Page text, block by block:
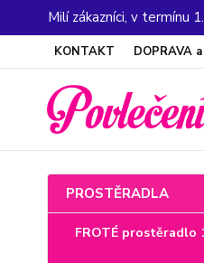
Milí zákazníci, v termínu
KONTAKT DOPRAVA
PROSTĚRADLA
FROTÉ prostěradlo